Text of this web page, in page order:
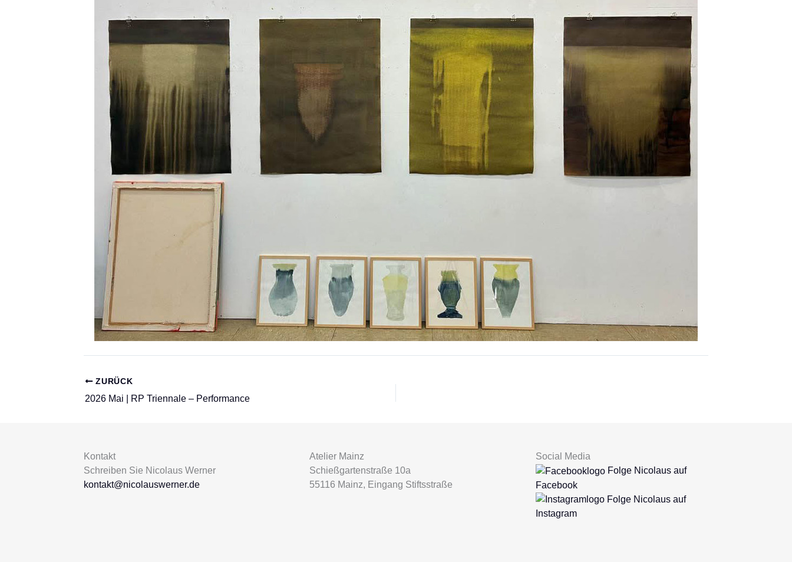
ZURÜCK
2026 Mai | RP Triennale – Performance
Kontakt
Schreiben Sie Nicolaus Werner
kontakt@nicolauswerner.de
Atelier Mainz
Schießgartenstraße 10a
55116 Mainz, Eingang Stiftsstraße
Social Media
Folge Nicolaus auf
Facebook
Folge Nicolaus auf
Instagram